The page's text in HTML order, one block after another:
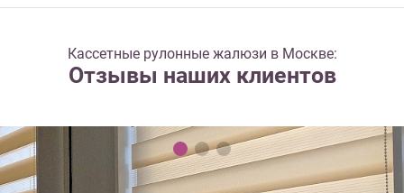
Кассетные рулонные жалюзи в Москве:
Отзывы наших клиентов